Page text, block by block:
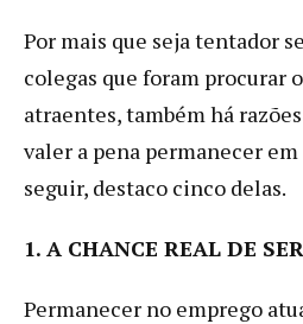
Por mais que seja tentador
colegas que foram procurar
atraentes, também há
valer a pena permanecer
seguir, destaco cinco delas.
1. A CHANCE REAL DE
Permanecer no emprego